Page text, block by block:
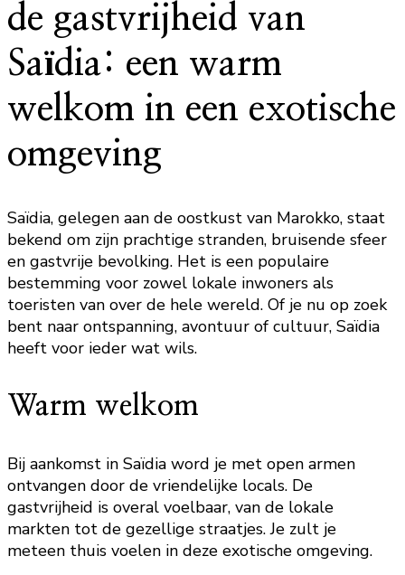
de gastvrijheid van
Saïdia: een warm
welkom in een exotische
omgeving
Saïdia, gelegen aan de oostkust van Marokko, staat
bekend om zijn prachtige stranden, bruisende sfeer
en gastvrije bevolking. Het is een populaire
bestemming voor zowel lokale inwoners als
toeristen van over de hele wereld. Of je nu op zoek
bent naar ontspanning, avontuur of cultuur, Saïdia
heeft voor ieder wat wils.
Warm welkom
Bij aankomst in Saïdia word je met open armen
ontvangen door de vriendelijke locals. De
gastvrijheid is overal voelbaar, van de lokale
markten tot de gezellige straatjes. Je zult je
meteen thuis voelen in deze exotische omgeving.